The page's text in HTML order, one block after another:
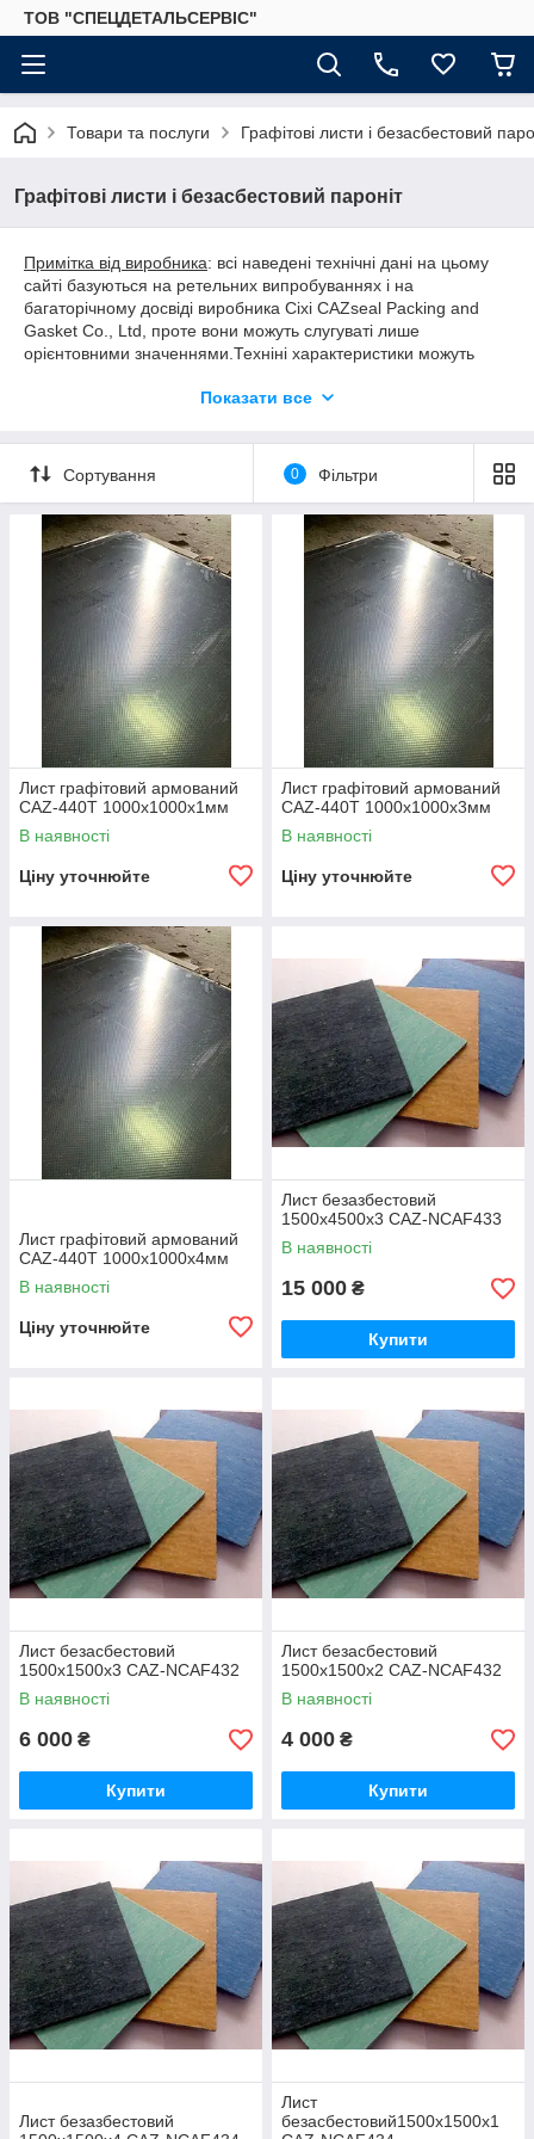
ТОВ "СПЕЦДЕТАЛЬСЕРВІС"
Товари та послуги Графітові листи і безасбестовий
Графітові листи і безасбестовий пароніт
Примітка від виробника: всі наведені технічні дані на цьому
сайті базуються на ретельних випробуваннях і на
багаторічному досвіді виробника Cixi CAZseal Packing and
Gasket Co., Ltd, проте вони можуть слугуваті лише
орієнтовними значеннями.Техніні характеристики можуть
і/або можуть бути змінені і без попередження.
Показати все
Сортування 0 Фільтри
Лист графітовий армований
CAZ-440T 1000х1000х1мм
В наявності
Ціну уточнюйте
Лист графітовий армований
CAZ-440T 1000х1000х3мм
В наявності
Ціну уточнюйте
Лист графітовий армований
CAZ-440T 1000х1000х4мм
В наявності
Ціну уточнюйте
Лист безазбестовий
1500х4500х3 CAZ-NCAF433
В наявності
15 000 ₴
Купити
Лист безасбестовий
1500х1500x3 CAZ-NCAF432
В наявності
6 000 ₴
Купити
Лист безасбестовий
1500х1500x2 CAZ-NCAF432
В наявності
4 000 ₴
Купити
Лист безазбестовий
Лист
безасбестовий1500х1500х1